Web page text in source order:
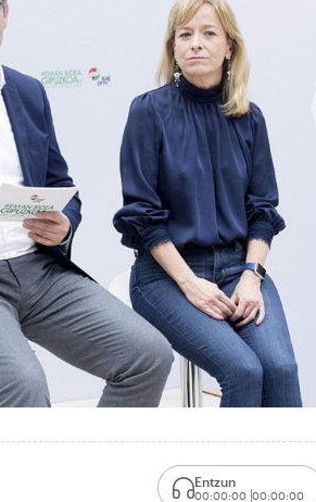
Entzun
00:00:00 00:00:00